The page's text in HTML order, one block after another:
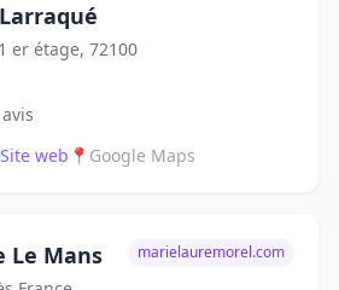
er étage, 72100
Site web 📍 Google Maps
Le Mans marielauremorel.com